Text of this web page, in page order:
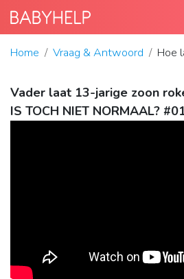
Home Vraag & Antwoord Hoe
Vader laat 13-jarige zoon
IS TOCH NIET NORMAAL?